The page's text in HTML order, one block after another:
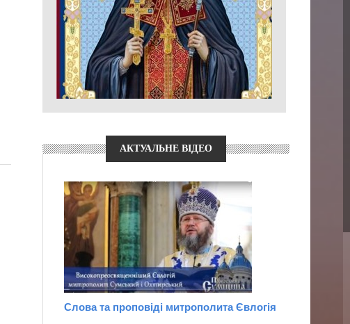
АКТУАЛЬНЕ ВІДЕО
Слова та проповіді митрополита Євлогія